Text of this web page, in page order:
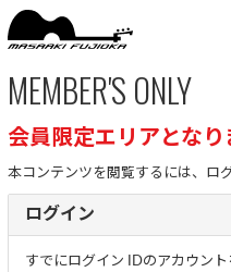
MEMBER'S ONLY
会員限定エリアとなり
本コンテンツを閲覧するには、ロ
ログイン
すでにログイン IDのアカウン